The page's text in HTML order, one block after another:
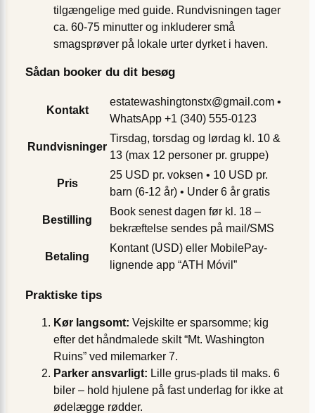
tilgængelige med guide. Rundvisningen tager
ca. 60-75 minutter og inkluderer små
smagsprøver på lokale urter dyrket i haven.
Sådan booker du dit besøg
Kontakt
estatewashingtonstx@gmail.com •
WhatsApp +1 (340) 555-0123
Rundvisninger
Tirsdag, torsdag og lørdag kl. 10 &
13 (max 12 personer pr. gruppe)
Pris
25 USD pr. voksen • 10 USD pr.
barn (6-12 år) • Under 6 år gratis
Bestilling
Book senest dagen før kl. 18 –
bekræftelse sendes på mail/SMS
Betaling
Kontant (USD) eller MobilePay-
lignende app “ATH Móvil”
Praktiske tips
Kør langsomt: Vejskilte er sparsomme; kig
efter det håndmalede skilt “Mt. Washington
Ruins” ved mile­marker 7.
Parker ansvarligt: Lille grus-plads til maks. 6
biler – hold hjulene på fast underlag for ikke at
ødelægge rødder.